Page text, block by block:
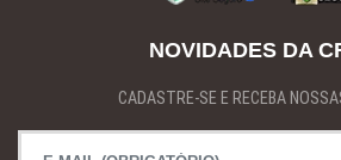
NOVIDADES DA
CADASTRE-SE E RECEBA